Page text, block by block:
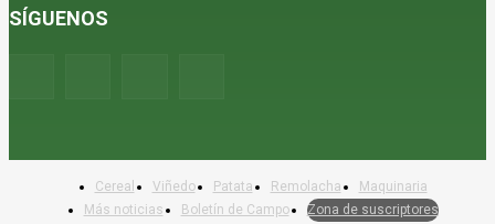
SÍGUENOS
Cereal Viñedo Patata Remolacha
Maquinaria
Más noticias
Boletín de Campo
Zona de suscriptores